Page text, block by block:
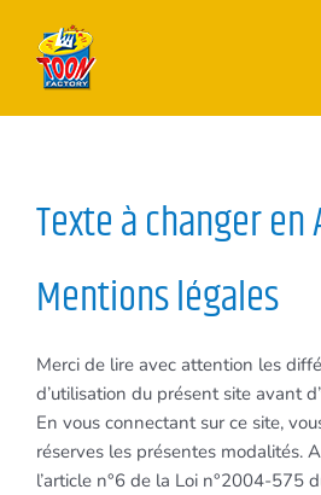
content
Texte à changer en
Mentions légales
Merci de lire avec attention les
d’utilisation du présent site avant
En vous connectant sur ce site,
réserves les présentes modalités.
l’article n°6 de la Loi n°2004-575